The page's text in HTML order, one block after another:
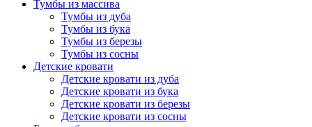
Тумбы из массива
Тумбы из дуба
Тумбы из бука
Тумбы из березы
Тумбы из сосны
Детские кровати
Детские кровати из дуба
Детские кровати из бука
Детские кровати из березы
Детские кровати из сосны